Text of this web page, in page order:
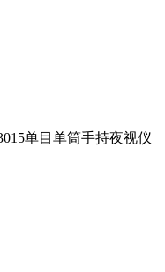
单目单筒手持夜视仪